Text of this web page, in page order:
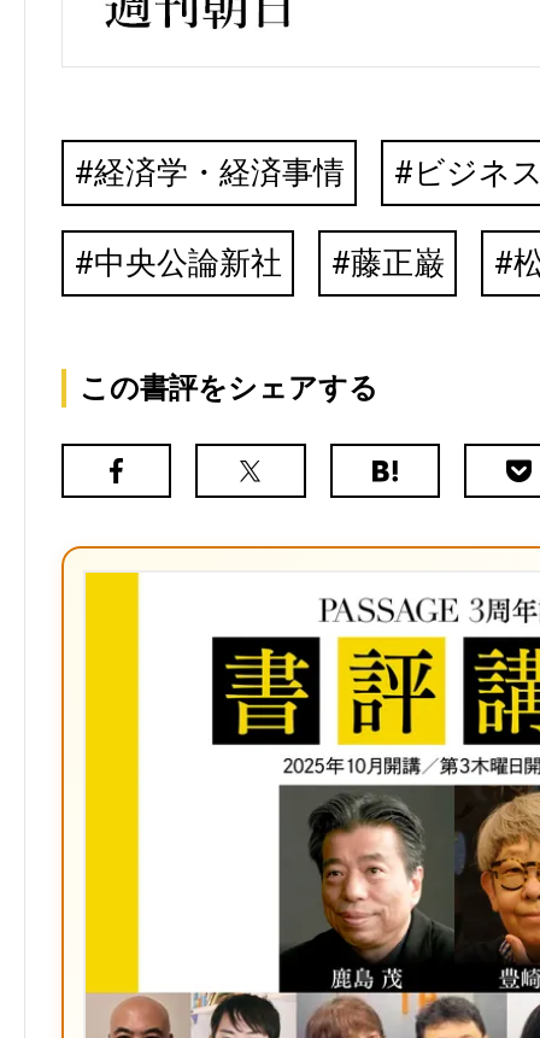
経済学・経済事情 ビジネ
中央公論新社 藤正巌
この書評をシェアする
Facebook
X（旧
は
ク
マ
ー
ク